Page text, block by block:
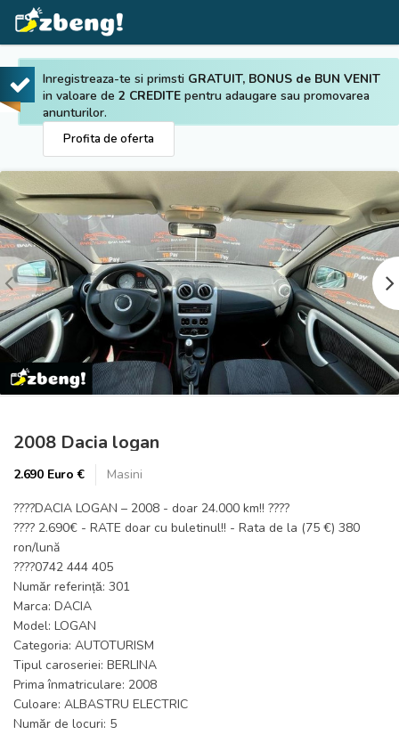
Inregistreaza-te si primsti GRATUIT, BONUS de BUN VENIT
in valoare de 2 CREDITE pentru adaugare sau promovarea
anunturilor.
Profita de oferta
Prev
2008 Dacia logan
2.690 Euro €
Masini
????DACIA LOGAN – 2008 - doar 24.000 km!! ????
???? 2.690€ - RATE doar cu buletinul!! - Rata de la (75 €) 380
ron/lună
????0742 444 405
Număr referință: 301
Marca: DACIA
Model: LOGAN
Categoria: AUTOTURISM
Tipul caroseriei: BERLINA
Prima înmatriculare: 2008
Culoare: ALBASTRU ELECTRIC
Număr de locuri: 5